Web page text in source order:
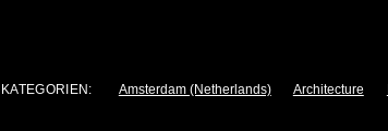
KATEGORIEN: Amsterdam (Netherlands) Architecture